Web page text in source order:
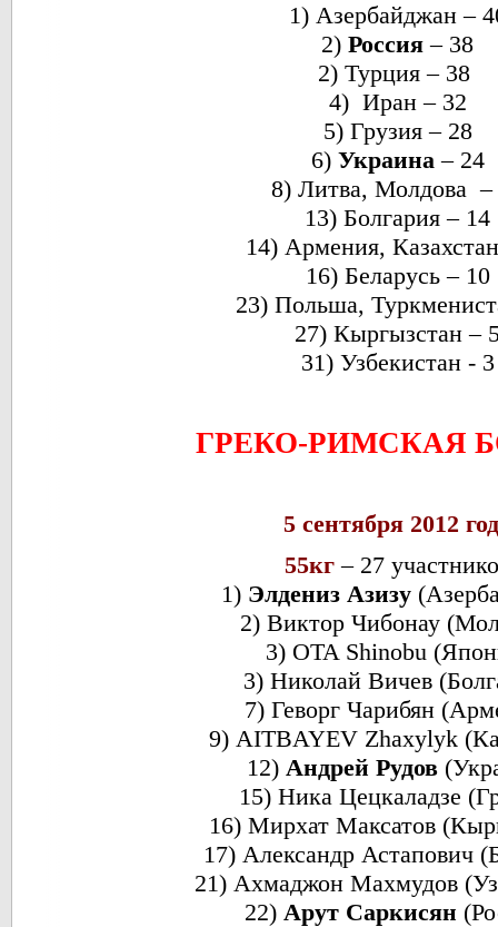
1) Азербайджан –
2) Россия – 38
2) Турция – 38
4) Иран – 32
5) Грузия – 28
6) Украина – 24
8) Литва, Молдова –
13) Болгария – 14
14) Армения,
16) Беларусь – 10
23) Польша,
27) Кыргызстан –
31) Узбекистан - 3
ГРЕКО-РИМСКАЯ
5 сентября 2012
55кг– 27
1) Элдениз Азизу
2) Виктор Чибонау
3) OTA Shinobu
3) Николай Вичев
7) Геворг Чарибян
9) AITBAYEV Zhaxylyk
12) Андрей Рудов
15) Ника Цецкаладзе
16) Мирхат Максатов
17) Александр Астапович
21) Ахмаджон Махмудов
22) Арут Саркисян